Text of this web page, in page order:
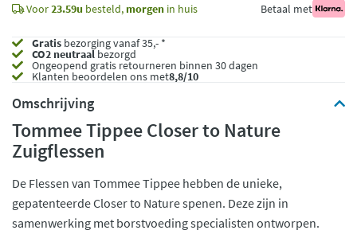
Voor23.59u besteld, morgen in huis Betaal met
Gratis bezorging vanaf 35,- *
CO2 neutraalbezorgd
Ongeopend gratis retourneren binnen 30 dagen
Klanten beoordelen ons met8,8/10
Omschrijving
Tommee Tippee Closer to Nature
Zuigflessen
De Flessen van Tommee Tippee hebben de unieke,
gepatenteerde Closer to Nature spenen. Deze zijn in
samenwerking met borstvoeding specialisten ontworpen.